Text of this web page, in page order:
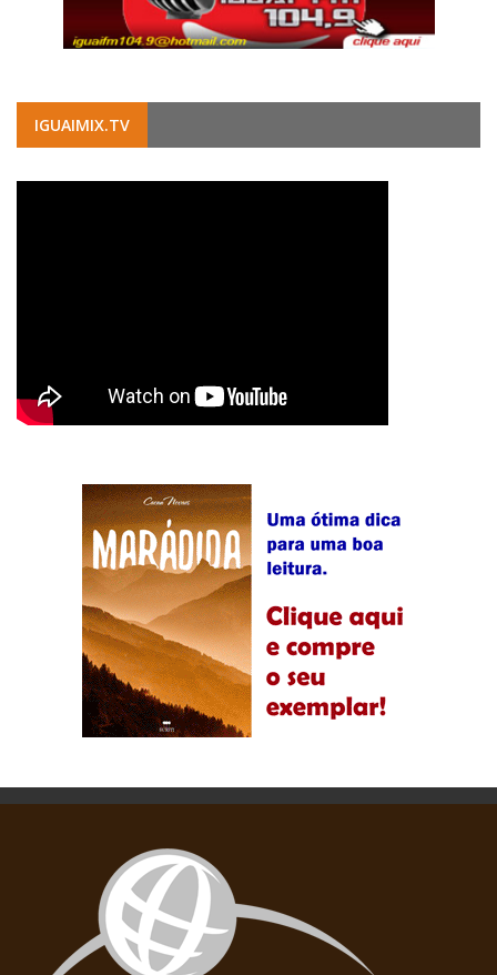
IGUAIMIX.TV